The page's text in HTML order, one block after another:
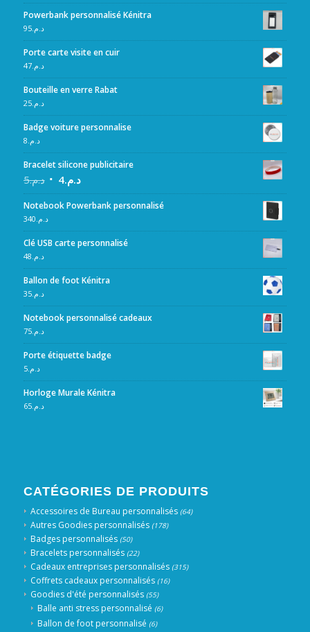
Powerbank personnalisé Kénitra
د.م.95
Porte carte visite en cuir
د.م.47
Bouteille en verre Rabat
د.م.25
Badge voiture personnalise
د.م.8
Bracelet silicone publicitaire
د.م.5 د.م.4
Notebook Powerbank personnalisé
د.م.340
Clé USB carte personnalisé
د.م.48
Ballon de foot Kénitra
د.م.35
Notebook personnalisé cadeaux
د.م.75
Porte étiquette badge
د.م.5
Horloge Murale Kénitra
د.م.65
CATÉGORIES DE PRODUITS
Accessoires de Bureau personnalisés (64)
Autres Goodies personnalisés (178)
Badges personnalisés (50)
Bracelets personnalisés (22)
Cadeaux entreprises personnalisés (315)
Coffrets cadeaux personnalisés (16)
Goodies d'été personnalisés (55)
Balle anti stress personnalisé (6)
Ballon de foot personnalisé (6)